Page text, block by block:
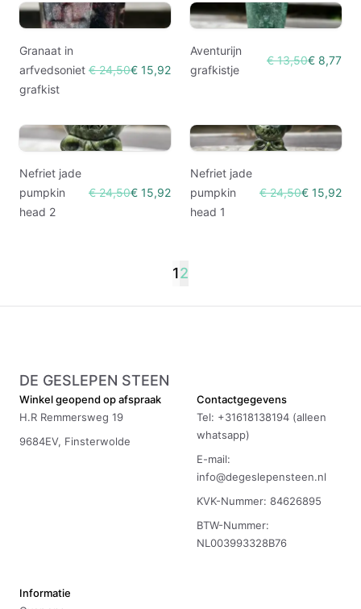
Granaat in
arfvedsoniet
grafkist
€ 24,50€ 15,92
Aventurijn
grafkistje
€ 13,50€ 8,77
Nefriet jade
pumpkin
head 2
€ 24,50€ 15,92
Nefriet jade
pumpkin
head 1
€ 24,50€ 15,92
12
DE GESLEPEN STEEN
Winkel geopend op afspraak
H.R Remmersweg 19
9684EV, Finsterwolde
Contactgegevens
Tel: +31618138194 (alleen
whatsapp)
E-mail:
info@degeslepensteen.nl
KVK-Nummer: 84626895
BTW-Nummer:
NL003993328B76
Informatie